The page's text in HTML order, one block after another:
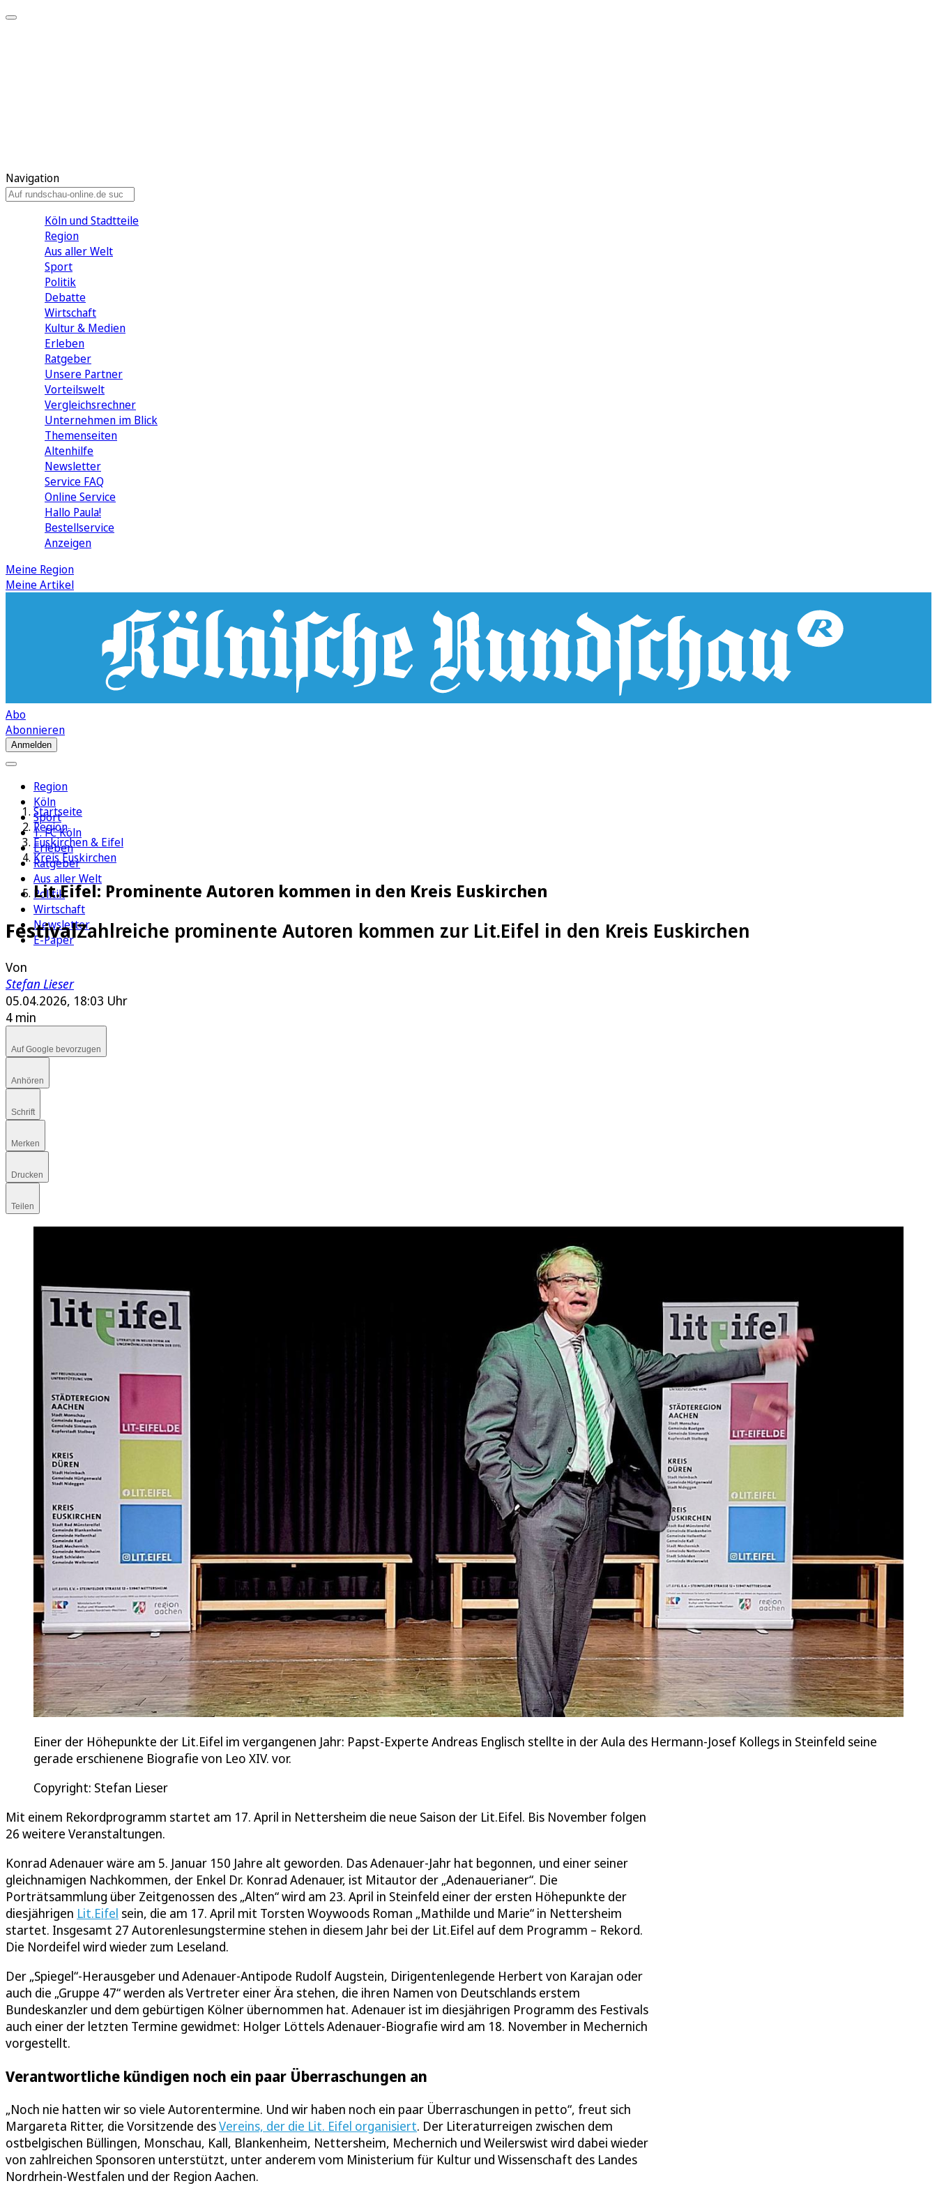
Navigation
Köln und Stadtteile
Region
Aus aller Welt
Sport
Politik
Debatte
Wirtschaft
Kultur & Medien
Erleben
Ratgeber
Unsere Partner
Vorteilswelt
Vergleichsrechner
Unternehmen im Blick
Themenseiten
Altenhilfe
Newsletter
Service FAQ
Online Service
Hallo Paula!
Bestellservice
Anzeigen
Meine Region
Meine Artikel
Abo
Abonnieren
Anmelden
Region
Köln
Sport
1. FC Köln
Erleben
Ratgeber
Aus aller Welt
Politik
Wirtschaft
Newsletter
E-Paper
Startseite
Region
Euskirchen & Eifel
Kreis Euskirchen
Lit.Eifel: Prominente Autoren kommen in den Kreis Euskirchen
FestivalZahlreiche prominente Autoren kommen zur Lit.Eifel in den Kreis Euskirchen
Von
Stefan Lieser
05.04.2026, 18:03 Uhr
4 min
Auf Google bevorzugen
Anhören
Schrift
Merken
Drucken
Teilen
Einer der Höhepunkte der Lit.Eifel im vergangenen Jahr: Papst-Experte Andreas Englisch stellte in der Aula des Hermann-Josef Kollegs in Steinfeld seine
gerade erschienene Biografie von Leo XIV. vor.
Copyright: Stefan Lieser
Mit einem Rekordprogramm startet am 17. April in Nettersheim die neue Saison der Lit.Eifel. Bis November folgen
26 weitere Veranstaltungen.
Konrad Adenauer wäre am 5. Januar 150 Jahre alt geworden. Das Adenauer-Jahr hat begonnen, und einer seiner
gleichnamigen Nachkommen, der Enkel Dr. Konrad Adenauer, ist Mitautor der „Adenauerianer“. Die
Porträtsammlung über Zeitgenossen des „Alten“ wird am 23. April in Steinfeld einer der ersten Höhepunkte der
diesjährigen Lit.Eifel sein, die am 17. April mit Torsten Woywoods Roman „Mathilde und Marie“ in Nettersheim
startet. Insgesamt 27 Autorenlesungstermine stehen in diesem Jahr bei der Lit.Eifel auf dem Programm – Rekord.
Die Nordeifel wird wieder zum Leseland.
Der „Spiegel“-Herausgeber und Adenauer-Antipode Rudolf Augstein, Dirigentenlegende Herbert von Karajan oder
auch die „Gruppe 47“ werden als Vertreter einer Ära stehen, die ihren Namen von Deutschlands erstem
Bundeskanzler und dem gebürtigen Kölner übernommen hat. Adenauer ist im diesjährigen Programm des Festivals
auch einer der letzten Termine gewidmet: Holger Löttels Adenauer-Biografie wird am 18. November in Mechernich
vorgestellt.
Verantwortliche kündigen noch ein paar Überraschungen an
„Noch nie hatten wir so viele Autorentermine. Und wir haben noch ein paar Überraschungen in petto“, freut sich
Margareta Ritter, die Vorsitzende desVereins, der die Lit. Eifel organisiert. Der Literaturreigen zwischen dem
ostbelgischen Büllingen, Monschau, Kall, Blankenheim, Nettersheim, Mechernich und Weilerswist wird dabei wieder
von zahlreichen Sponsoren unterstützt, unter anderem vom Ministerium für Kultur und Wissenschaft des Landes
Nordrhein-Westfalen und der Region Aachen.